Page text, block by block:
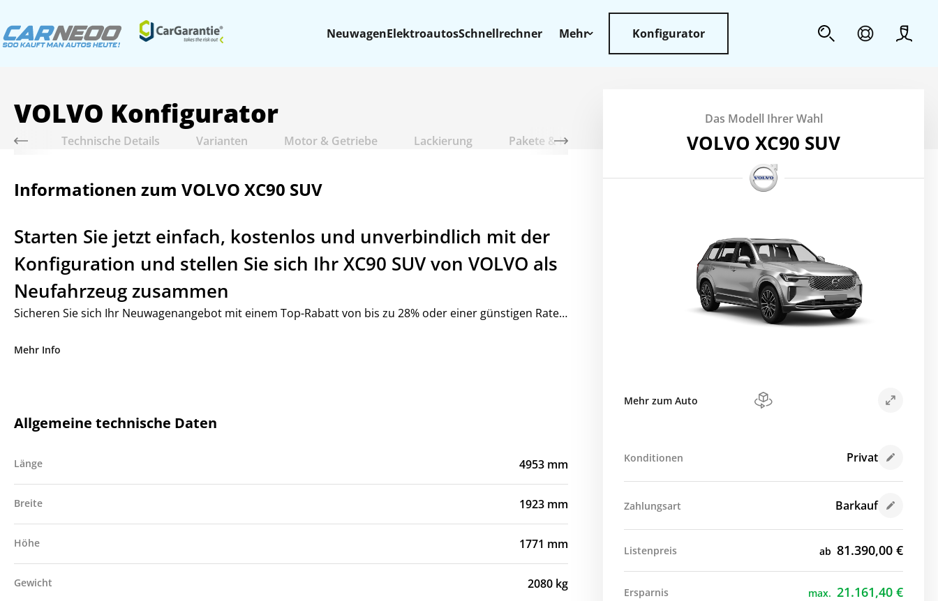
NeuwagenElektroautosSchnellrechner Mehr
Konfigurator
VOLVO Konfigurator
Technische Details Varianten Motor & Getriebe Lackierung Pakete & Komfort Interieur Exterieur
Informationen zum VOLVO XC90 SUV
Starten Sie jetzt einfach, kostenlos und unverbindlich mit der
Konfiguration und stellen Sie sich Ihr XC90 SUV von VOLVO als
Neufahrzeug zusammen
Sicheren Sie sich Ihr Neuwagenangebot mit einem Top-Rabatt von bis zu 28% oder einer günstigen Rate –
Mehr Info
Allgemeine technische Daten
Länge 4953 mm
Breite 1923 mm
Höhe 1771 mm
Gewicht 2080 kg
Das Modell Ihrer Wahl
VOLVO XC90 SUV
Mehr zum Auto
Konditionen Privat
Zahlungsart Barkauf
Listenpreis ab 81.390,00 €
Ersparnis max. 21.161,40 €